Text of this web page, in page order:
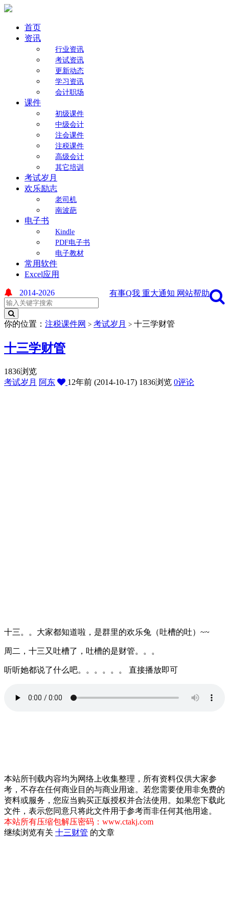
首页
资讯
行业资讯
考试资讯
更新动态
学习资讯
会计职场
课件
初级课件
中级会计
注会课件
注税课件
高级会计
其它培训
考试岁月
欢乐励志
老司机
南波葩
电子书
Kindle
PDF电子书
电子教材
常用软件
Excel应用
有事Q我 重大通知 网站帮助
2014-2026
你的位置： 注税课件网 > 考试岁月 > 十三学财管
十三学财管
1836浏览
考试岁月 阿东 12年前 (2014-10-17) 1836浏览 0评论
十三。。大家都知道啦，是群里的欢乐兔（吐槽的吐）~~
周二，十三又吐槽了，吐槽的是财管。。。
听听她都说了什么吧。。。。。。 直接播放即可
本站所刊载内容均为网络上收集整理，所有资料仅供大家参
考，不存在任何商业目的与商业用途。若您需要使用非免费的
资料或服务，您应当购买正版授权并合法使用。如果您下载此
文件，表示您同意只将此文件用于参考而非任何其他用途。
本站所有压缩包解压密码：www.ctakj.com
继续浏览有关 十三财管 的文章